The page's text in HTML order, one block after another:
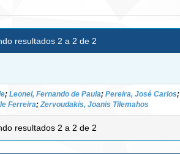
resultados 2 a 2 de 2
; Leonel, Fernando de Paula; Pereira, José Carlos;
Ferreira; Zervoudakis, Joanis Tilemahos
resultados 2 a 2 de 2